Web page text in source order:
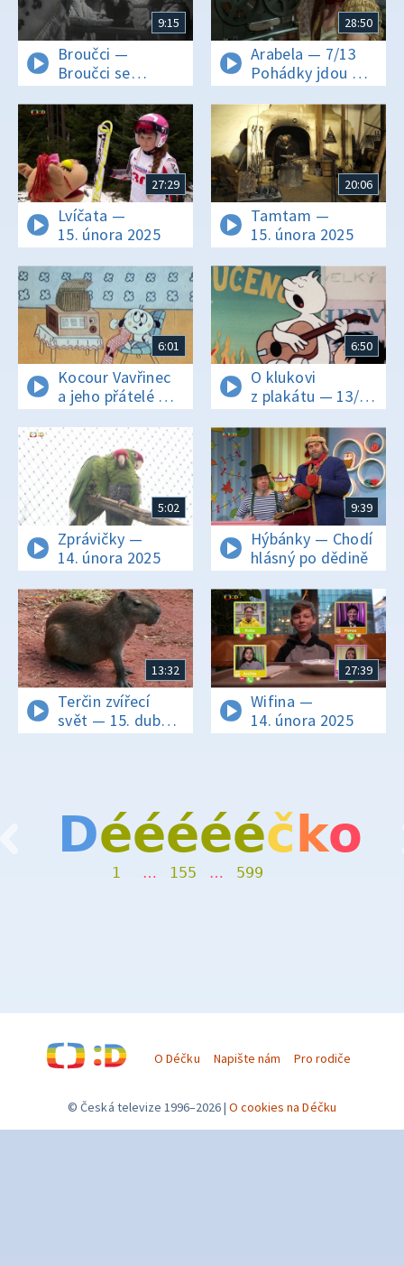
9:15
Broučci —
Broučci se
ukládají
k zimnímu spánku
28:50
Arabela — 7/13
Pohádky jdou do
sběru
27:29
Lvíčata —
15. února 2025
20:06
Tamtam —
15. února 2025
6:01
Kocour Vavřinec
a jeho přátelé —
Jak Otylka pletla
svetr
6:50
O klukovi
z plakátu — 13/26
Táborák na
rozloučenou
5:02
Zprávičky —
14. února 2025
9:39
Hýbánky — Chodí
hlásný po dědině
13:32
Terčin zvířecí
svět — 15. dubna
2022
27:39
Wifina —
14. února 2025
Dé
1
é
…
é
155
é
…
é
599
č ko
O Déčku Napište nám Pro rodiče
© Česká televize 1996–2026 O cookies na Déčku